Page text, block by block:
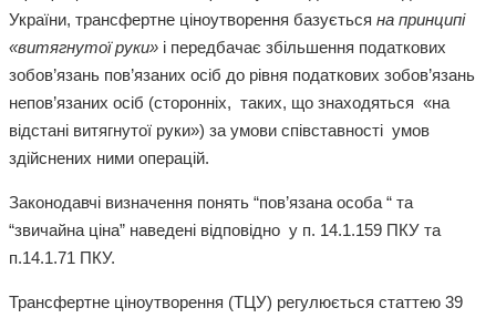
України, трансфертне ціноутворення базується на принципі
«витягнутої руки» і передбачає збільшення податкових
зобов’язань пов’язаних осіб до рівня податкових зобов’язань
непов’язаних осіб (сторонніх, таких, що знаходяться «на
відстані витягнутої руки») за умови співставності умов
здійснених ними операцій.
Законодавчі визначення понять “пов’язана особа “ та
“звичайна ціна” наведені відповідно у п. 14.1.159 ПКУ та
п.14.1.71 ПКУ.
Трансфертне ціноутворення (ТЦУ) регулюється статтею 39